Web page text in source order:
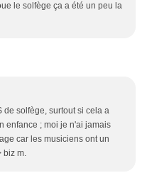
le solfège ça a été un peu la
de solfège, surtout si cela a
enfance ; moi je n'ai jamais
car les musiciens ont un
biz m.